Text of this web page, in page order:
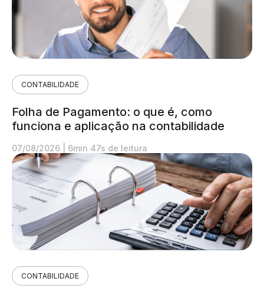
CONTABILIDADE
Folha de Pagamento: o que é, como
funciona e aplicação na contabilidade
07/08/2026 6min 47s de leitura
CONTABILIDADE